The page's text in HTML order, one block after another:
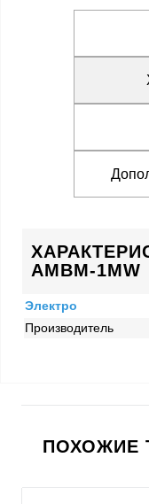
AMBM-1MW
Электро
Производитель
ПОХОЖИЕ